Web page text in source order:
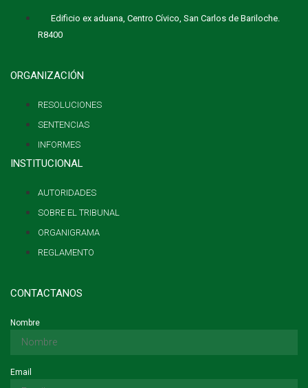
Edificio ex aduana, Centro Cívico, San Carlos de Bariloche.
R8400
ORGANIZACIÓN
RESOLUCIONES
SENTENCIAS
INFORMES
INSTITUCIONAL
AUTORIDADES
SOBRE EL TRIBUNAL
ORGANIGRAMA
REGLAMENTO
CONTACTANOS
Nombre
Email